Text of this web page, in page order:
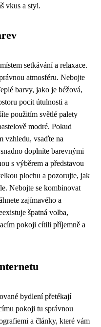
vkus a styl.
setkávání a relaxace.
atmosféru. Nebojte
barvy, jako je béžová,
pocit útulnosti a
použitím světlé palety
modré. Pokud
vzhledu, vsaďte na
doplníte barevnými
s výběrem a představou
plochu a pozorujte, jak
Nebojte se kombinovat
zajímavého a
špatná volba,
pokoji cítili příjemně a
bydlení přetékají
pokoji tu správnou
a články, které vám